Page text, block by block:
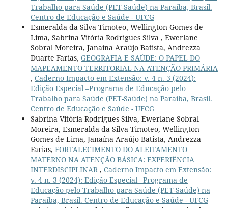
Trabalho para Saúde (PET-Saúde) na Paraíba, Brasil.
Centro de Educação e Saúde - UFCG
Esmeralda da Silva Timoteo, Wellington Gomes de
Lima, Sabrina Vitória Rodrigues Silva , Ewerlane
Sobral Moreira, Janaína Araújo Batista, Andrezza
Duarte Farias, GEOGRAFIA E SAÚDE: O PAPEL DO
MAPEAMENTO TERRITORIAL NA ATENÇÃO PRIMÁRIA
, Caderno Impacto em Extensão: v. 4 n. 3 (2024):
Edição Especial –Programa de Educação pelo
Trabalho para Saúde (PET-Saúde) na Paraíba, Brasil.
Centro de Educação e Saúde - UFCG
Sabrina Vitória Rodrigues Silva, Ewerlane Sobral
Moreira, Esmeralda da Silva Timoteo, Wellington
Gomes de Lima, Janaína Araújo Batista, Andrezza
Farias, FORTALECIMENTO DO ALEITAMENTO
MATERNO NA ATENÇÃO BÁSICA: EXPERIÊNCIA
INTERDISCIPLINAR, Caderno Impacto em Extensão:
v. 4 n. 3 (2024): Edição Especial –Programa de
Educação pelo Trabalho para Saúde (PET-Saúde) na
Paraíba, Brasil. Centro de Educação e Saúde - UFCG